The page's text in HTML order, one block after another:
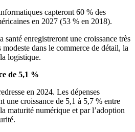
capteront 60 % des
en 2027 (53 % en 2018).
santé enregistreront une croissance très
dans le commerce de détail, la
logistique.
de 5,1 %
en 2024. Les dépenses
une croissance de 5,1 à 5,7 % entre
maturité numérique et par l’adoption